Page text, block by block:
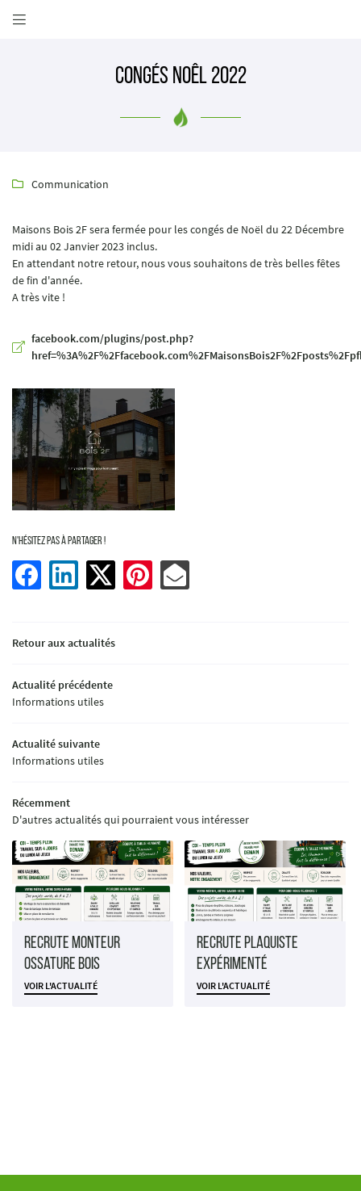

 Adresse email de réception
Rafraîchir le captcha
En cochant cette case, vous consentez à recevoir nos propositions commerciales à l'adresse email
pouvez vous désinscrire à tout moment en utilisant
Congés Noêl 2022
 Communication
Maisons Bois 2F sera fermée pour les congés de Noël du 22 Décembre
midi au 02 Janvier 2023 inclus.
En attendant notre retour, nous vous souhaitons de très belles fêtes
de fin d'année.
A très vite !
facebook.com/plugins/post.php?
N'hésitez pas à partager !
Retour aux actualités
Actualité précédente
Informations utiles
Actualité suivante
Informations utiles
Récemment
D'autres actualités qui pourraient vous intéresser
Recrute Monteur
Ossature Bois
VOIR L'ACTUALITÉ
Recrute Plaquiste
expérimenté
VOIR L'ACTUALITÉ